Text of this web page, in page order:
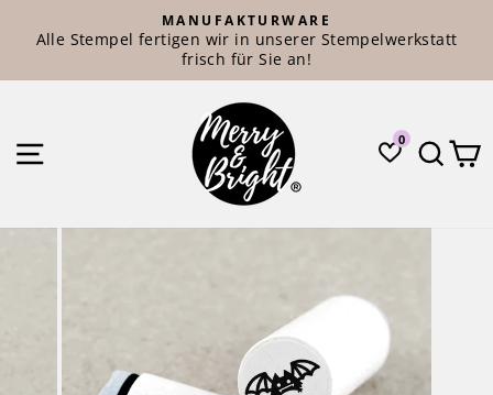
zum
Pause
Diashow
MANUFAKTURWARE
Alle Stempel fertigen wir in unserer Stempelwerkstatt
frisch für Sie an!
SEITENNAVIGATION 0